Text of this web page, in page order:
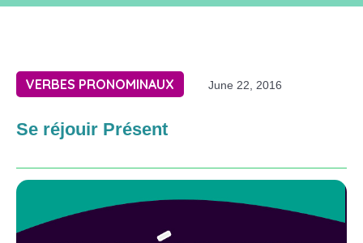
VERBES PRONOMINAUX June 22, 2016
Se réjouir Présent